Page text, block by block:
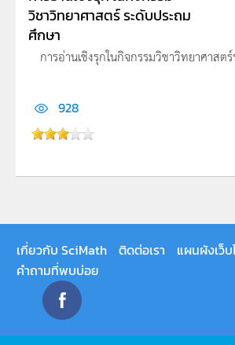
วิชาวิทยาศาสตร์ ระดับประถม
ศึกษา
การอ่านเชิงรุกในกิจกรรมวิชาวิทยาศาส
928
เกี่ยวกับ SciMath ติดต่อเรา
แผนผังเว็บ
คำถามที่พบบ่อย